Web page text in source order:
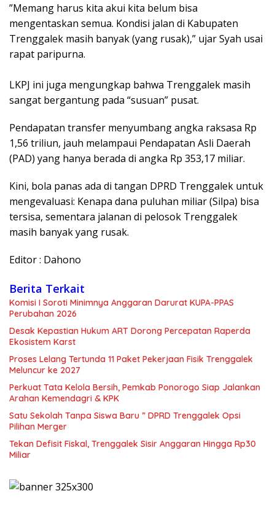
​”Memang harus kita akui kita belum bisa
mengentaskan semua. Kondisi jalan di Kabupaten
Trenggalek masih banyak (yang rusak),” ujar Syah usai
rapat paripurna.
​LKPJ ini juga mengungkap bahwa Trenggalek masih
sangat bergantung pada “susuan” pusat.
Pendapatan transfer menyumbang angka raksasa Rp
1,56 triliun, jauh melampaui Pendapatan Asli Daerah
(PAD) yang hanya berada di angka Rp 353,17 miliar.
​Kini, bola panas ada di tangan DPRD Trenggalek untuk
mengevaluasi: Kenapa dana puluhan miliar (Silpa) bisa
tersisa, sementara jalanan di pelosok Trenggalek
masih banyak yang rusak.
Editor : Dahono
Berita Terkait
Komisi I Soroti Minimnya Anggaran Darurat KUPA-PPAS
Perubahan 2026
Desak Kepastian Hukum ART Dorong Percepatan Raperda
Ekosistem Karst
Proses Lelang Tertunda 11 Paket Pekerjaan Fisik Trenggalek
Meluncur ke 2027
Perkuat Tata Kelola Bersih, Pemkab Ponorogo Siap Jalankan
Arahan Kemendagri & KPK
Satu Sekolah Tanpa Siswa Baru ” DPRD Trenggalek Opsi
Pilihan Merger
Tekan Defisit Fiskal, Trenggalek Sisir Anggaran Hingga Rp30
Miliar